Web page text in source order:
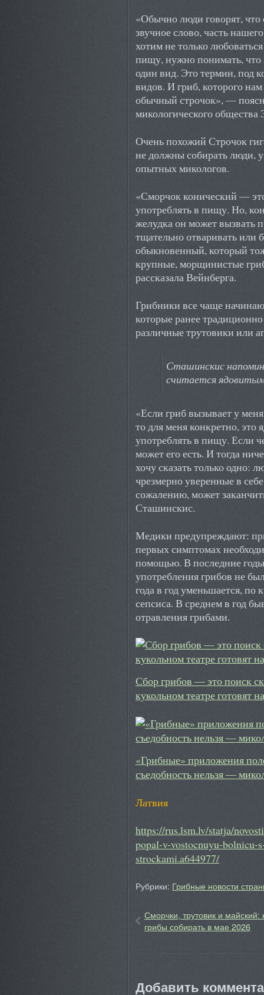
«Обычно люди говорят, что
звучное слово, часть
хотим не только
пищу, нужно понимать,
один вид. Это термин, под
видов. И гриб, которого нам
обычный строчок», —
микологического общества
Очень похожий Строчок
не должны собирать люди,
опытных микологов.
«Сморчок конический —
употреблять в пищу. Но,
желудка он может вызвать
тщательно отваривать или
обыкновенный, который
крупные, морщинистые
рассказала Вейнберга.
Грибники все чаще
которые ранее
различные трутовики или
Сташинскис
считается
«Если гриб вызывает у
то для меня конкретно, это
употреблять в пищу. Если
может его есть. И тогда
хочу сказать только одно:
чрезмерно уверенные в
сожалению, может
Сташинскис.
Медики предупреждают:
первых симптомах
помощью. В последние
употребления грибов не
года в год уменьшается, по
сепсиса. В среднем в год
отравления грибами.
Сбор грибов — это поиск
кукольном театре готовят
«Грибные» приложения
съедобность нельзя —
Латвия
https://rus.lsm.lv/statja/
popal-v-vostocnuyu-bolnicu-
strockami.a644977/
Рубрики: Грибные новости
Сморчки, трутовик и майский:
грибы собирать в мае 2026
Добавить